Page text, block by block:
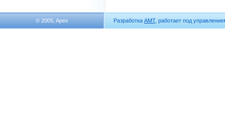
© 2005, Apex Разработка АМТ, работает под